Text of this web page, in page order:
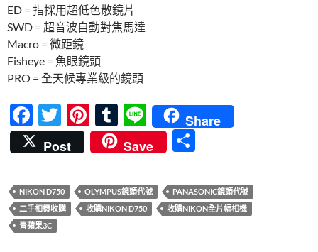
ED = 指採用超低色散鏡片
SWD = 超音波自動對焦馬達
Macro = 微距鏡
Fisheye = 魚眼鏡頭
PRO = 全天候專業級的鏡頭
F
ac
e
b
o
o
T
w
itt
er
Pi
nt
er
es
t
T
u
m
bl
r
Li
n
e
Share
Post
Save
NIKON D750 OLYMPUS鏡頭代號
PANASONIC鏡頭代號
二手相機收購
收購NIKON D750
收購NIKON全片幅相機
青蘋果3C